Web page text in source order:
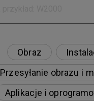
Obraz
Przesyłanie obrazu i
Aplikacje i